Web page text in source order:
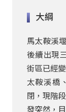
大綱
馬太鞍溪
後續出現
街區已經
太鞍溪橋
閉，現階
發突然，